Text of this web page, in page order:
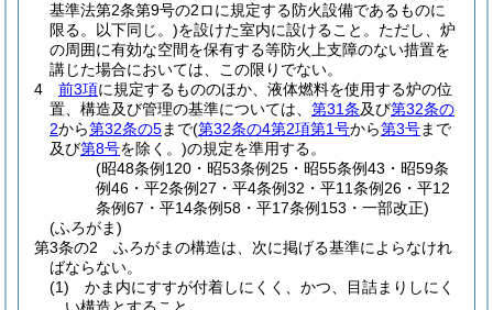
基準法第2条第9号の2ロに規定する防火設備であるものに
限る。以下同じ。)を設けた室内に設けること。 ただし、炉
の周囲に有効な空間を保有する等防火上支障のない措置を
講じた場合においては、この限りでない。
4
前3項に規定するもののほか、液体燃料を使用する炉の位
置、構造及び管理の基準については、 第31条及び第32条の
2から第32条の5まで(第32条の4第2項第1号から第3号まで
及び第8号を除く。)の規定を準用する。
(昭48条例120・昭53条例25・昭55条例43・昭59条
例46・平2条例27・平4条例32・平11条例26・平12
条例67・平14条例58・平17条例153・一部改正)
(ふろがま)
第3条の2
ふろがまの構造は、次に掲げる基準によらなけれ
ばならない。
(1)
かま内にすすが付着しにくく、かつ、目詰まりしにく